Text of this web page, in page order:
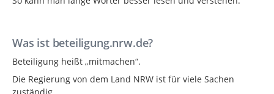
Was ist beteiligung.nrw.de?
Beteiligung heißt „mitmachen“.
Die Regierung von dem Land NRW ist für viele Sachen